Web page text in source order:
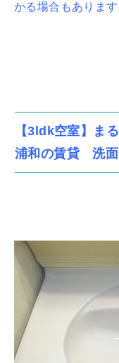
かる場合もあります
【3ldk空室】ま
浦和の賃貸 洗面